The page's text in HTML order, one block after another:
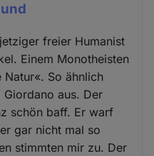
freier Humanist
Einem Monotheisten
So ähnlich
aus. Der
schön baff. Er warf
gar nicht mal so
stimmten mir zu. Der